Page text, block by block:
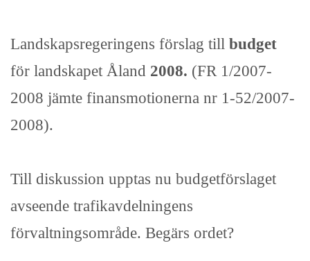
Landskapsregeringens förslag till budget
för landskapet Åland 2008. (FR 1/2007-
2008 jämte finansmotionerna nr 1-52/2007-
2008).
Till diskussion upptas nu budgetförslaget
avseende trafikavdelningens
förvaltningsområde. Begärs ordet?